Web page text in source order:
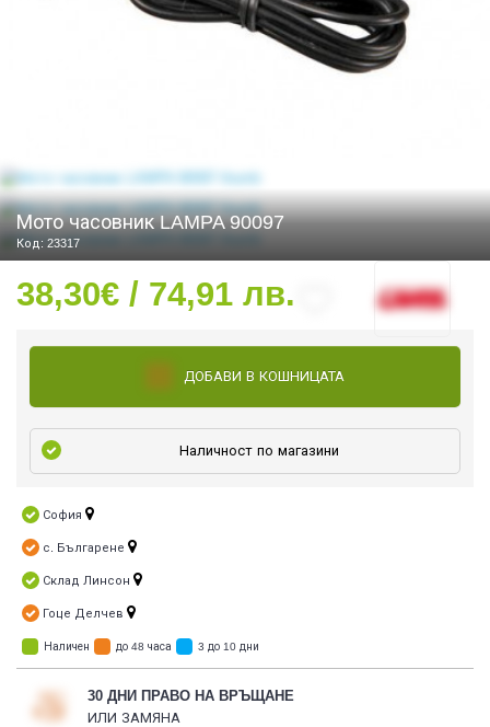
ЕКИПИРОВКА
Мото часовник LAMPA 90097
Код: 23317
38,30€ / 74,91 лв.
ДОБАВИ В КОШНИЦАТА
Наличност по магазини
София
с. Българене
Склад Линсон
Гоце Делчев
Наличен до 48 часа 3 до 10 дни
30 ДНИ ПРАВО НА ВРЪЩАНЕ
ИЛИ ЗАМЯНА